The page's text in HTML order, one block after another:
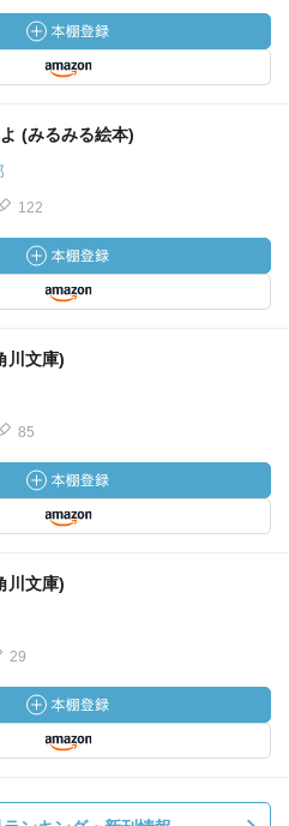
(みるみる絵本)
122
川文庫)
85
川文庫)
29